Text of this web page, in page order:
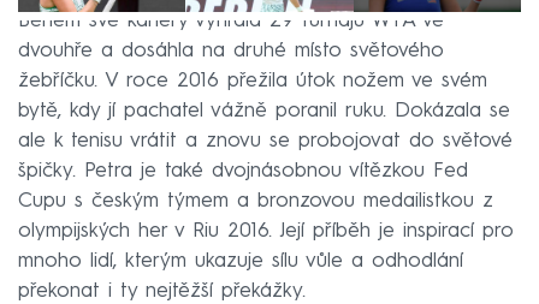
Během své kariéry vyhrála 29 turnajů WTA ve
dvouhře a dosáhla na druhé místo světového
žebříčku. V roce 2016 přežila útok nožem ve svém
bytě, kdy jí pachatel vážně poranil ruku. Dokázala se
ale k tenisu vrátit a znovu se probojovat do světové
špičky. Petra je také dvojnásobnou vítězkou Fed
Cupu s českým týmem a bronzovou medailistkou z
olympijských her v Riu 2016. Její příběh je inspirací pro
mnoho lidí, kterým ukazuje sílu vůle a odhodlání
překonat i ty nejtěžší překážky.